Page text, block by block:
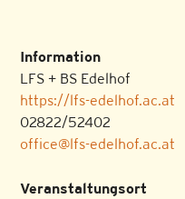
Information
LFS + BS Edelhof
https://lfs-edelhof.ac.at
02822/52402
office@lfs-edelhof.ac.at
Veranstaltungsort